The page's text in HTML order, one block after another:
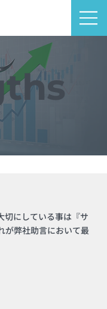
切にしている事は『サ
が弊社助言において最